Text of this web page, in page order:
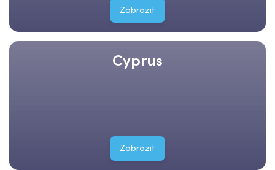
Zobrazit
Cyprus
Zobrazit